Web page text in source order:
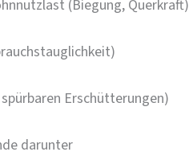
(Biegung, Querkraft)
Erschütterungen)
darunter